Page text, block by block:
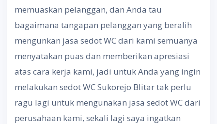
memuaskan pelanggan, dan Anda tau
bagaimana tangapan pelanggan yang beralih
mengunkan jasa sedot WC dari kami semuanya
menyatakan puas dan memberikan apresiasi
atas cara kerja kami, jadi untuk Anda yang ingin
melakukan sedot WC Sukorejo Blitar tak perlu
ragu lagi untuk mengunakan jasa sedot WC dari
perusahaan kami, sekali lagi saya ingatkan